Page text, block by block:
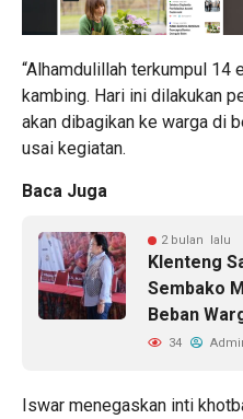
“Alhamdulillah terkumpul 14
kambing. Hari ini dilakukan
akan dibagikan ke warga di
usai kegiatan.
Baca Juga
2 bulan lalu
Klenteng
Sembako
Beban
34
Iswar menegaskan inti